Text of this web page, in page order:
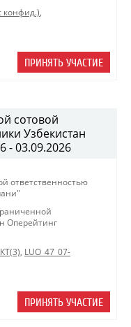
конфид.),
ПРИНЯТЬ УЧАСТИЕ
сотовой
Узбекистан
- 03.09.2026
ответственностью
Оперейтинг
, LUO_47_07-
ПРИНЯТЬ УЧАСТИЕ